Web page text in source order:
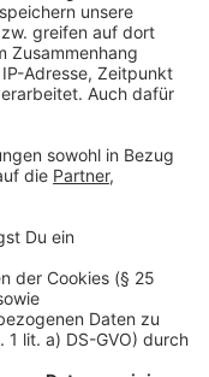
Euch die
vor.